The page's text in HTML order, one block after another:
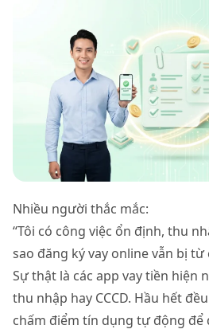
Nhiều người thắc mắc:
“Tôi có công việc ổn định, thu
sao đăng ký vay online vẫn bị từ
Sự thật là các app vay tiền hiện
thu nhập hay CCCD. Hầu hết
chấm điểm tín dụng tự động để